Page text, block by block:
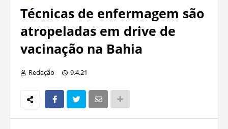
Técnicas de enfermagem são
atropeladas em drive de
vacinação na Bahia
Redação 9.4.21